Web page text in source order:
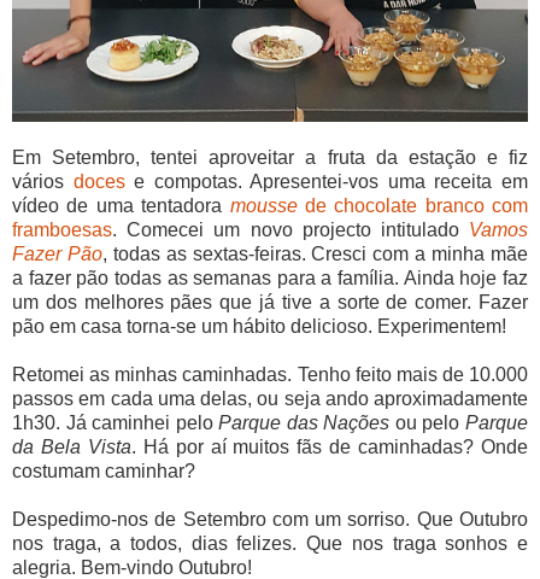
Em Setembro, tentei aproveitar a fruta da estação e fiz
vários docese compotas. Apresentei-vos uma receita em
vídeo de uma tentadora moussede chocolate branco com
framboesas. Comecei um novo projecto intitulado Vamos
Fazer Pão, todas as sextas-feiras. Cresci com a minha mãe
a fazer pão todas as semanas para a família. Ainda hoje faz
um dos melhores pães que já tive a sorte de comer. Fazer
pão em casa torna-se um hábito delicioso. Experimentem!
Retomei as minhas caminhadas. Tenho feito mais de 10.000
passos em cada uma delas, ou seja ando aproximadamente
1h30. Já caminhei peloParque das Nações ou peloParque
da Bela Vista. Há por aí muitos fãs de caminhadas? Onde
costumam caminhar?
Despedimo-nos de Setembro com um sorriso. Que Outubro
nos traga, a todos, dias felizes. Que nos traga sonhos e
alegria. Bem-vindo Outubro!